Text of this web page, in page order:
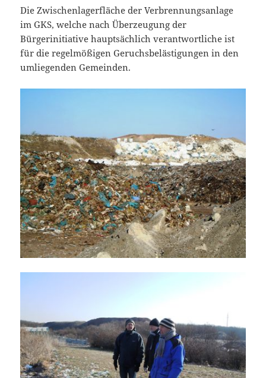
Die Zwischenlagerfläche der Verbrennungsanlage
im GKS, welche nach Überzeugung der
Bürgerinitiative hauptsächlich verantwortliche ist
für die regelmößigen Geruchsbelästigungen in den
umliegenden Gemeinden.